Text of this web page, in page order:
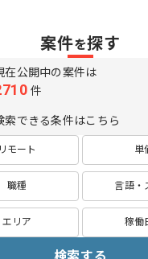
案件を探す
在公開中の案件は
件
索できる条件はこちら
リモート 単
職種 言語・
エリア 稼働